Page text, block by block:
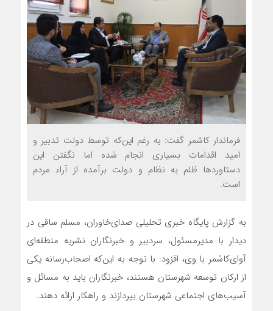
فرماندار کاشمر گفت: به رغم این‌که توسط دولت تدبیر و
امید اقدامات بسیاری انجام شده اما نگفتن این
دستاوردها ظلم به نظام و دولت برآمده از آراء مردم
است.
به گزارش پایگاه خبری تحلیلی صدای‌خاوران، مسلم ساقی در
دیدار با مدیرمسئول، سردبیر و خبرنگاران نشریه منطقه‌ای
آوای‌کاشمر با وی، افزود: با توجه به این‌که اصحاب‌رسانه یکی
از ارکان توسعه شهرستان هستند، خبرنگاران باید به مسائل و
آسیب‌های اجتماعی شهرستان بپردازند و راهکار ارائه دهند.